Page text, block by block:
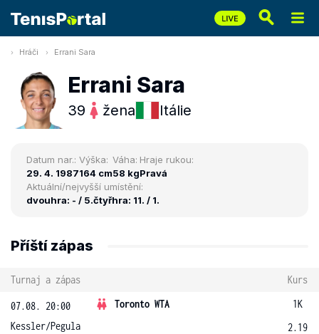
Hráči Errani Sara
Errani Sara
39 žena Itálie
Datum nar.:
29. 4. 1987
Výška:
164 cm
Váha:
58 kg
Hraje rukou:
Pravá
Aktuální/nejvyšší umístění:
dvouhra: - / 5.čtyřhra: 11. / 1.
Příští zápas
Turnaj a zápas Kurs
07.08. 20:00 Toronto WTA
1K
Kessler/Pegula
2.19